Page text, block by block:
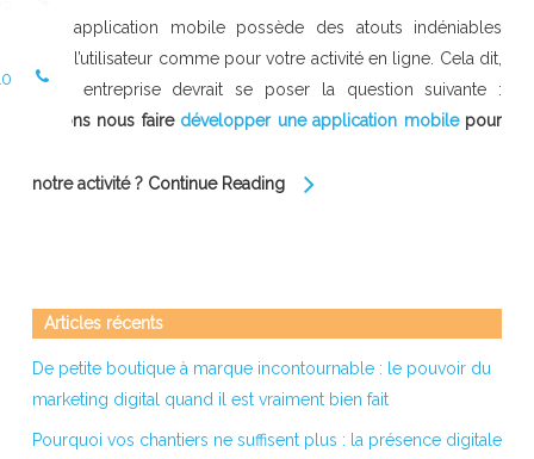
Une application mobile possède des atouts indéniables
pour l’utilisateur comme pour votre activité en ligne. Cela dit,
toute entreprise devrait se poser la question suivante :
Devons nous faire développer une application mobilepour
notre activité ? Continue Reading
Articles récents
De petite boutique à marque incontournable : le pouvoir du
marketing digital quand il est vraiment bien fait
Pourquoi vos chantiers ne suffisent plus : la présence digitale